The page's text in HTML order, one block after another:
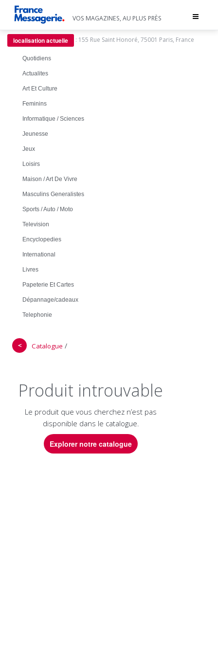
Toggle
VOS MAGAZINES, AU PLUS PRÈS
localisation actuelle : 155 Rue Saint Honoré, 75001 Paris, France
Quotidiens
Actualites
Art Et Culture
Feminins
Informatique / Sciences
Jeunesse
Jeux
Loisirs
Maison / Art De Vivre
Masculins Generalistes
Sports / Auto / Moto
Television
Encyclopedies
International
Livres
Papeterie Et Cartes
Dépannage/cadeaux
Telephonie
＜ Catalogue /
Produit introuvable
Le produit que vous cherchez n’est pas
disponible dans le catalogue.
Explorer notre catalogue